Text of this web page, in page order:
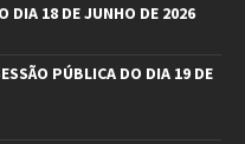
DIA 18 DE JUNHO DE 2026
PÚBLICA DO DIA 19 DE